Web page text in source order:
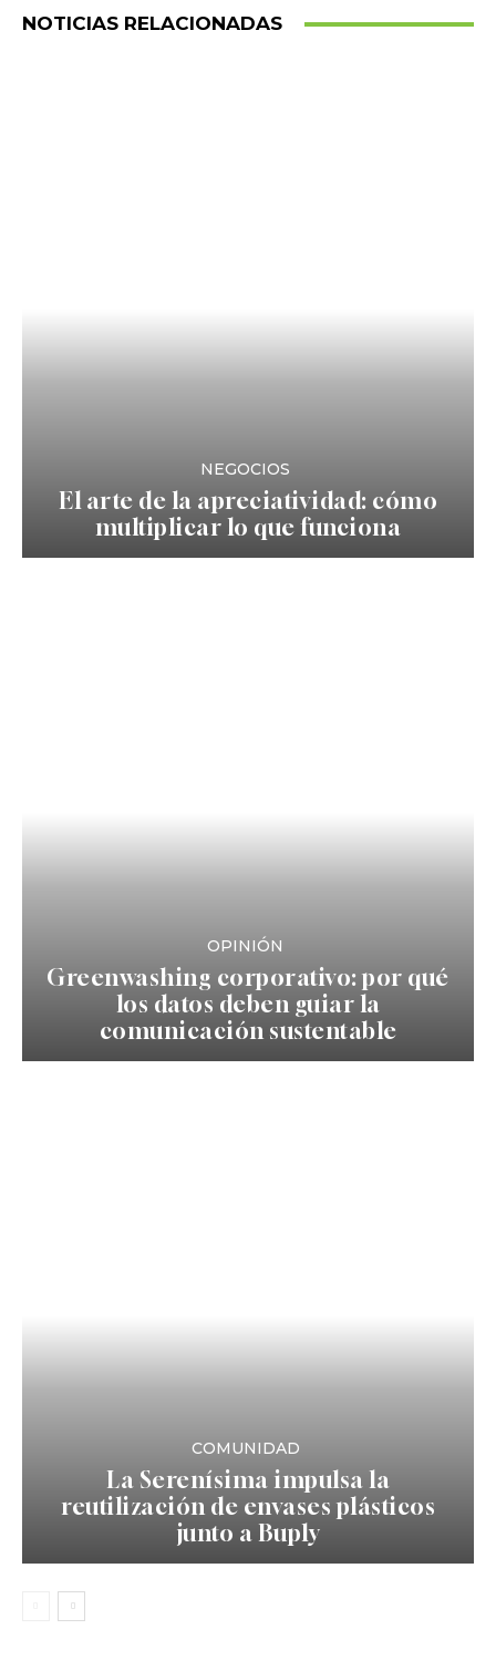
NOTICIAS RELACIONADAS
NEGOCIOS
El arte de la apreciatividad: cómo
multiplicar lo que funciona
OPINIÓN
Greenwashing corporativo: por qué
los datos deben guiar la
comunicación sustentable
COMUNIDAD
La Serenísima impulsa la
reutilización de envases plásticos
junto a Buply